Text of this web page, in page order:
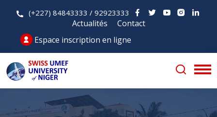
(+227) 84843333 / 92923333
Actualités
Contact
Espace inscription en ligne